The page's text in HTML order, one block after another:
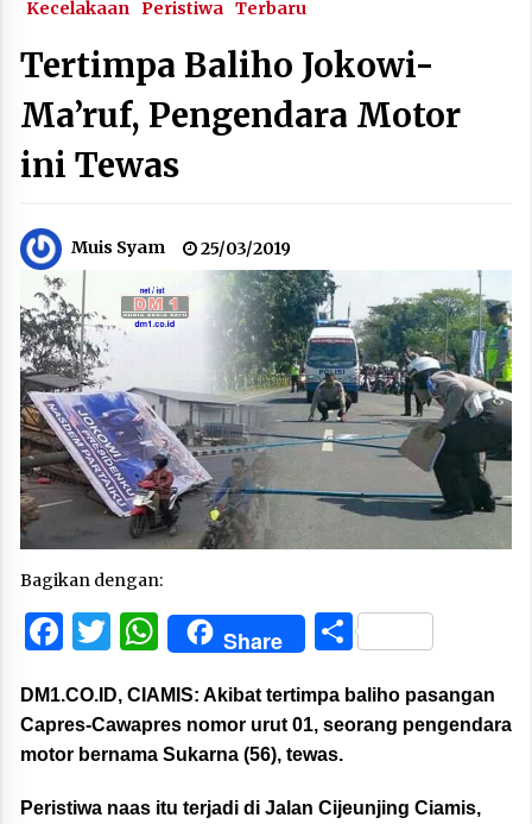
Kecelakaan Peristiwa Terbaru
Tertimpa Baliho Jokowi-
Ma’ruf, Pengendara Motor
ini Tewas
Muis Syam 25/03/2019
Bagikan dengan:
Facebook
Twitter
WhatsApp
Share Share
DM1.CO.ID, CIAMIS: Akibat tertimpa baliho pasangan
Capres-Cawapres nomor urut 01, seorang pengendara
motor bernama Sukarna (56), tewas.
Peristiwa naas itu terjadi di Jalan Cijeunjing Ciamis,